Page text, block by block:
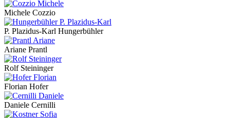
Michele Cozzio
P. Plazidus-Karl Hungerbühler
Ariane Prantl
Rolf Steininger
Florian Hofer
Daniele Cernilli